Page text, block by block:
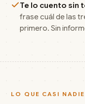
Te lo cuento sin
frase cuál de las
primero. Sin
LO QUE CASI